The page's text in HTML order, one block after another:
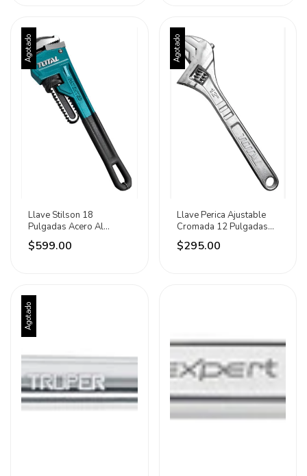
Agotado
Llave Stilson 18
Pulgadas Acero Al
Carbono Profesional
Total Turquesa
$599.00
Agotado
Llave Perica Ajustable
Cromada 12 Pulgadas
Acero Total Plateado
$295.00
Agotado